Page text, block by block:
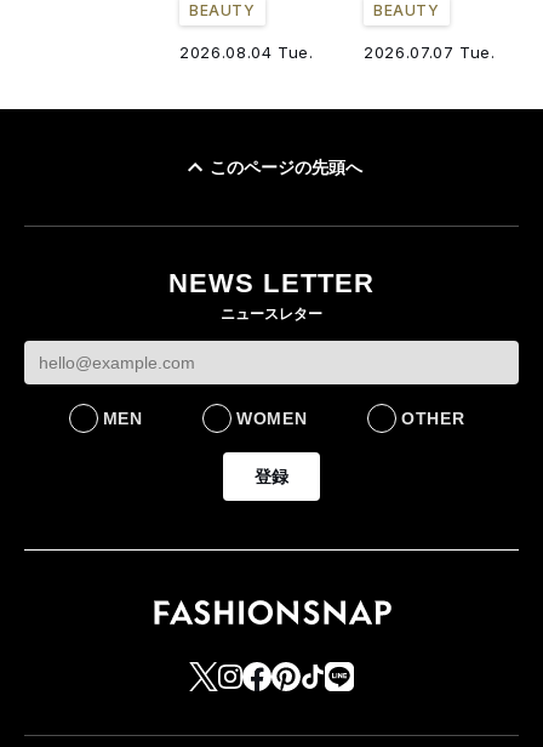
BEAUTY
2026.08.04 Tue.
BEAUTY
2026.07.07 Tue.
このページの先頭へ
NEWS LETTER
ニュースレター
MEN WOMEN OTHER
登録